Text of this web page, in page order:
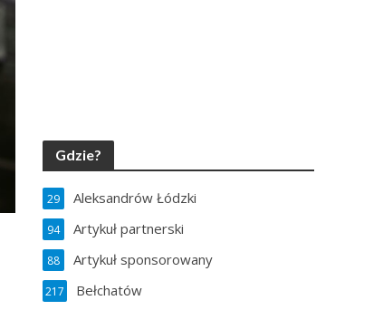
Gdzie?
Aleksandrów Łódzki
29
Artykuł partnerski
94
Artykuł sponsorowany
88
Bełchatów
217